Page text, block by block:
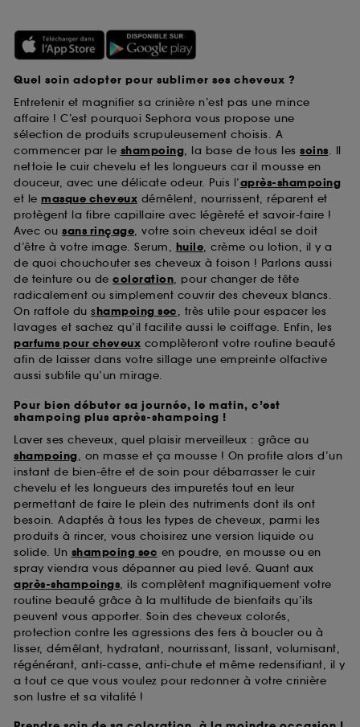
Quel soin adopter pour sublimer ses cheveux ?
Entretenir et magnifier sa crinière n’est pas une mince
affaire ! C’est pourquoi Sephora vous propose une
sélection de produits scrupuleusement choisis. A
commencer par le shampoing, la base de tous les soins. Il
nettoie le cuir chevelu et les longueurs car il mousse en
douceur, avec une délicate odeur. Puis l’après-shampoing
et le masque cheveux démêlent, nourrissent, réparent et
protègent la fibre capillaire avec légèreté et savoir-faire !
Avec ou sans rinçage, votre soin cheveux idéal se doit
d’être à votre image. Serum, huile, crème ou lotion, il y a
de quoi chouchouter ses cheveux à foison ! Parlons aussi
de teinture ou de coloration, pour changer de tête
radicalement ou simplement couvrir des cheveux blancs.
On raffole du shampoing sec, très utile pour espacer les
lavages et sachez qu’il facilite aussi le coiffage. Enfin, les
parfums pour cheveux complèteront votre routine beauté
afin de laisser dans votre sillage une empreinte olfactive
aussi subtile qu’un mirage.
Pour bien débuter sa journée, le matin, c’est
shampoing plus après-shampoing !
Laver ses cheveux, quel plaisir merveilleux : grâce au
shampoing, on masse et ça mousse ! On profite alors d’un
instant de bien-être et de soin pour débarrasser le cuir
chevelu et les longueurs des impuretés tout en leur
permettant de faire le plein des nutriments dont ils ont
besoin. Adaptés à tous les types de cheveux, parmi les
produits à rincer, vous choisirez une version liquide ou
solide. Un shampoing sec en poudre, en mousse ou en
spray viendra vous dépanner au pied levé. Quant aux
après-shampoings, ils complètent magnifiquement votre
routine beauté grâce à la multitude de bienfaits qu’ils
peuvent vous apporter. Soin des cheveux colorés,
protection contre les agressions des fers à boucler ou à
lisser, démêlant, hydratant, nourrissant, lissant, volumisant,
régénérant, anti-casse, anti-chute et même redensifiant, il y
a tout ce que vous voulez pour redonner à votre crinière
son lustre et sa vitalité !